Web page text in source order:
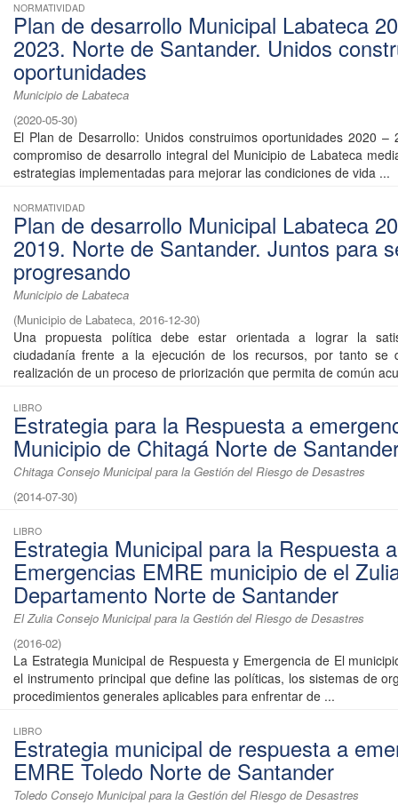
NORMATIVIDAD
Plan de desarrollo Municipal Labateca
2023. Norte de Santander. Unidos
oportunidades
Municipio de Labateca
(2020-05-30)
El Plan de Desarrollo: Unidos construimos oportunidades 2020 –
compromiso de desarrollo integral del Municipio de Labateca
estrategias implementadas para mejorar las condiciones de vida ...
NORMATIVIDAD
Plan de desarrollo Municipal Labateca
2019. Norte de Santander. Juntos para
progresando
Municipio de Labateca
(Municipio de Labateca, 2016-12-30)
Una propuesta política debe estar orientada a lograr la
ciudadanía frente a la ejecución de los recursos, por tanto se
realización de un proceso de priorización que permita de común
LIBRO
Estrategia para la Respuesta a
Municipio de Chitagá Norte de
Chitaga Consejo Municipal para la Gestión del Riesgo de Desastres
(2014-07-30)
LIBRO
Estrategia Municipal para la Respuesta a
Emergencias EMRE municipio de el
Departamento Norte de Santander
El Zulia Consejo Municipal para la Gestión del Riesgo de Desastres
(2016-02)
La Estrategia Municipal de Respuesta y Emergencia de El
el instrumento principal que define las políticas, los sistemas de
procedimientos generales aplicables para enfrentar de ...
LIBRO
Estrategia municipal de respuesta a
EMRE Toledo Norte de Santander
Toledo Consejo Municipal para la Gestión del Riesgo de Desastres